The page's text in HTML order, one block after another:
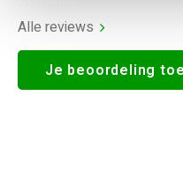
Alle reviews
Je beoordeling